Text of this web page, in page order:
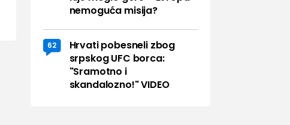
nemoguća misija?
62
Hrvati pobesneli zbog
srpskog UFC borca:
"Sramotno i
skandalozno!" VIDEO